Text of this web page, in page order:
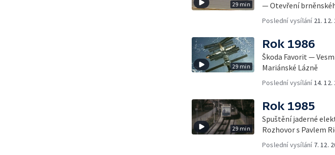
29 min
— Otevření
Poslední vysílání 21. 12.
29 min
Rok 1986
Škoda Favorit —
Mariánské Lázně
Poslední vysílání14. 12.
29 min
Rok 1985
Spuštění jaderné
Rozhovor s Pavlem
Poslední vysílání 7. 12.